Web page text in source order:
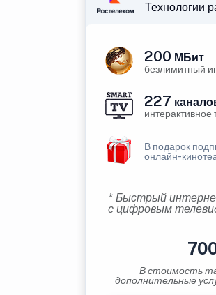
Технологии
200 МБит
безлимитный
227
интерактивное
В подарок
онлайн-
* Быстрый
с цифровым
В стоимость
дополнительные